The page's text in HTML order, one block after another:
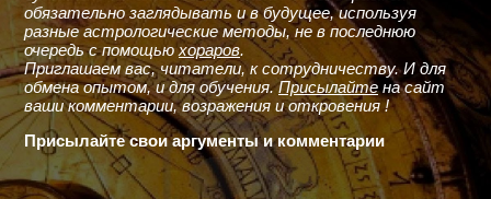
обязательно заглядывать и в будущее, используя
разные астрологические методы, не в последнюю
очередь с помощьюхораров.
Приглашаем вас, читатели, к сотрудничеству. И для
обмена опытом, и для обучения.Присылайтена сайт
ваши комментарии, возражения и откровения !
Присылайте свои аргументы и комментарии